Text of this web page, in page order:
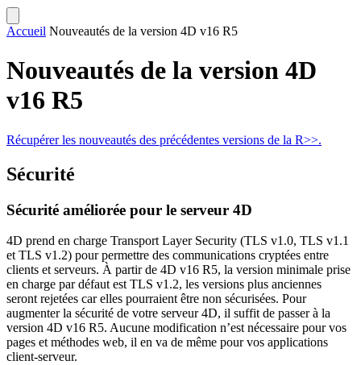
Accueil Nouveautés de la version 4D v16 R5
Nouveautés de la version 4D
v16 R5
Récupérer les nouveautés des précédentes versions de la R>>.
Sécurité
Sécurité améliorée pour le serveur 4D
4D prend en charge Transport Layer Security (TLS v1.0, TLS v1.1
et TLS v1.2) pour permettre des communications cryptées entre
clients et serveurs. À partir de 4D v16 R5, la version minimale prise
en charge par défaut est TLS v1.2, les versions plus anciennes
seront rejetées car elles pourraient être non sécurisées. Pour
augmenter la sécurité de votre serveur 4D, il suffit de passer à la
version 4D v16 R5. Aucune modification n’est nécessaire pour vos
pages et méthodes web, il en va de même pour vos applications
client-serveur.